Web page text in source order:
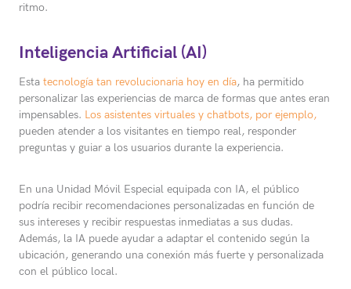
ritmo.
Inteligencia Artificial (AI)
Esta tecnología tan revolucionaria hoy en día, ha permitido
personalizar las experiencias de marca de formas que antes eran
impensables. Los asistentes virtuales y chatbots, por ejemplo,
pueden atender a los visitantes en tiempo real, responder
preguntas y guiar a los usuarios durante la experiencia.
En una Unidad Móvil Especial equipada con IA, el público
podría recibir recomendaciones personalizadas en función de
sus intereses y recibir respuestas inmediatas a sus dudas.
Además, la IA puede ayudar a adaptar el contenido según la
ubicación, generando una conexión más fuerte y personalizada
con el público local.